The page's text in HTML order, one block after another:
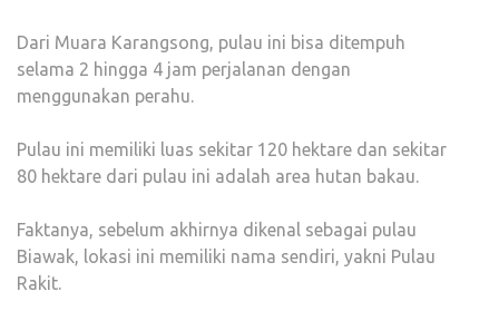
Dari Muara Karangsong, pulau ini bisa ditempuh
selama 2 hingga 4 jam perjalanan dengan
menggunakan perahu.
Pulau ini memiliki luas sekitar 120 hektare dan sekitar
80 hektare dari pulau ini adalah area hutan bakau.
Faktanya, sebelum akhirnya dikenal sebagai pulau
Biawak, lokasi ini memiliki nama sendiri, yakni Pulau
Rakit.